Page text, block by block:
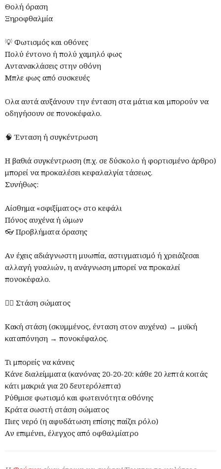
Θολή όραση
Ξηροφθαλμία
💡 Φωτισμός και οθόνες
Πολύ έντονο ή πολύ χαμηλό φως
Αντανακλάσεις στην οθόνη
Μπλε φως από συσκευές
Όλα αυτά αυξάνουν την ένταση στα μάτια και μπορούν να
οδηγήσουν σε πονοκέφαλο.
🧠 Ένταση ή συγκέντρωση
Η βαθιά συγκέντρωση (π.χ. σε δύσκολο ή φορτισμένο άρθρο)
μπορεί να προκαλέσει κεφαλαλγία τάσεως.
Συνήθως:
Αίσθημα «σφιξίματος» στο κεφάλι
Πόνος αυχένα ή ώμων
👓 Προβλήματα όρασης
Αν έχεις αδιάγνωστη μυωπία, αστιγματισμό ή χρειάζεσαι
αλλαγή γυαλιών, η ανάγνωση μπορεί να προκαλεί
πονοκέφαλο.
🧍‍♂️ Στάση σώματος
Κακή στάση (σκυμμένος, ένταση στον αυχένα) → μυϊκή
καταπόνηση → πονοκέφαλος.
Τι μπορείς να κάνεις
Κάνε διαλείμματα (κανόνας 20-20-20: κάθε 20 λεπτά κοιτάς
κάτι μακριά για 20 δευτερόλεπτα)
Ρύθμισε φωτισμό και φωτεινότητα οθόνης
Κράτα σωστή στάση σώματος
Πιες νερό (η αφυδάτωση επίσης παίζει ρόλο)
Αν επιμένει, έλεγχος από οφθαλμίατρο